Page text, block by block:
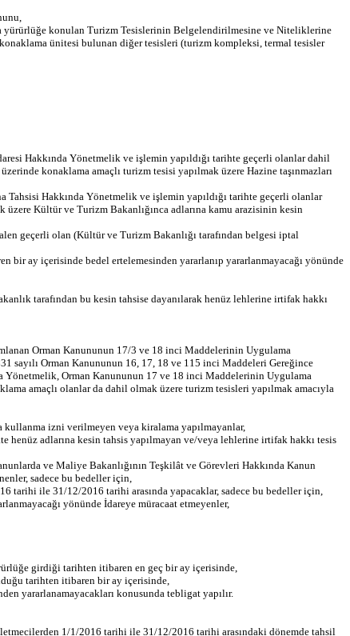
yürürlüğe konulan Turizm Tesislerinin Belgelendirilmesine ve Niteliklerine
ünitesi bulunan diğer tesisleri (turizm kompleksi, termal tesisler
Hakkında Yönetmelik ve işlemin yapıldığı tarihte geçerli olanlar dahil
konaklama amaçlı turizm tesisi yapılmak üzere Hazine taşınmazları
Tahsisi Hakkında Yönetmelik ve işlemin yapıldığı tarihte geçerli olanlar
Kültür ve Turizm Bakanlığınca adlarına kamu arazisinin kesin
geçerli olan (Kültür ve Turizm Bakanlığı tarafından belgesi iptal
bir ay içerisinde bedel ertelemesinden yararlanıp yararlanmayacağı yönünde
tarafından bu kesin tahsise dayanılarak henüz lehlerine irtifak hakkı
Orman Kanununun 17/3 ve 18 inci Maddelerinin Uygulama
sayılı Orman Kanununun 16, 17, 18 ve 115 inci Maddeleri Gereğince
Yönetmelik, Orman Kanununun 17 ve 18 inci Maddelerinin Uygulama
amaçlı olanlar da dahil olmak üzere turizm tesisleri yapılmak amacıyla
kullanma izni verilmeyen veya kiralama yapılmayanlar,
adlarına kesin tahsis yapılmayan ve/veya lehlerine irtifak hakkı tesis
ve Maliye Bakanlığının Teşkilât ve Görevleri Hakkında Kanun
sadece bu bedeller için,
ile 31/12/2016 tarihi arasında yapacaklar, sadece bu bedeller için,
yönünde İdareye müracaat etmeyenler,
girdiği tarihten itibaren en geç bir ay içerisinde,
tarihten itibaren bir ay içerisinde,
yararlanamayacakları konusunda tebligat yapılır.
1/1/2016 tarihi ile 31/12/2016 tarihi arasındaki dönemde tahsil